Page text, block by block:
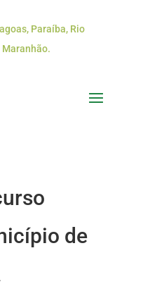
Paraíba, Rio
Maranhão.
de